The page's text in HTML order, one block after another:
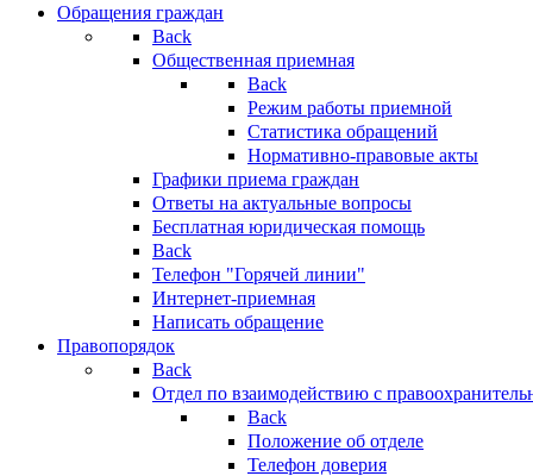
Обращения граждан
Back
Общественная приемная
Back
Режим работы приемной
Статистика обращений
Нормативно-правовые акты
Графики приема граждан
Ответы на актуальные вопросы
Бесплатная юридическая помощь
Back
Телефон "Горячей линии"
Интернет-приемная
Написать обращение
Правопорядок
Back
Отдел по взаимодействию с
Back
Положение об отделе
Телефон доверия